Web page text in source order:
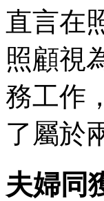
直言在
照顧視
務工作
了屬於
夫婦同